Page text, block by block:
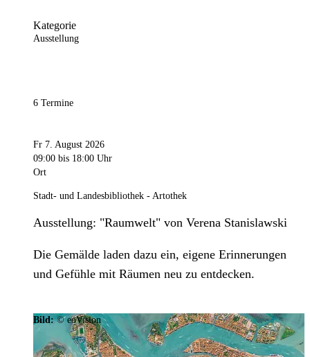
Kategorie
Ausstellung
6 Termine
Fr 7. August 2026
09:00 bis 18:00 Uhr
Ort
Stadt- und Landesbibliothek - Artothek
Ausstellung: "Raumwelt" von Verena Stanislawski
Die Gemälde laden dazu ein, eigene Erinnerungen
und Gefühle mit Räumen neu zu entdecken.
Bild:© eoVision